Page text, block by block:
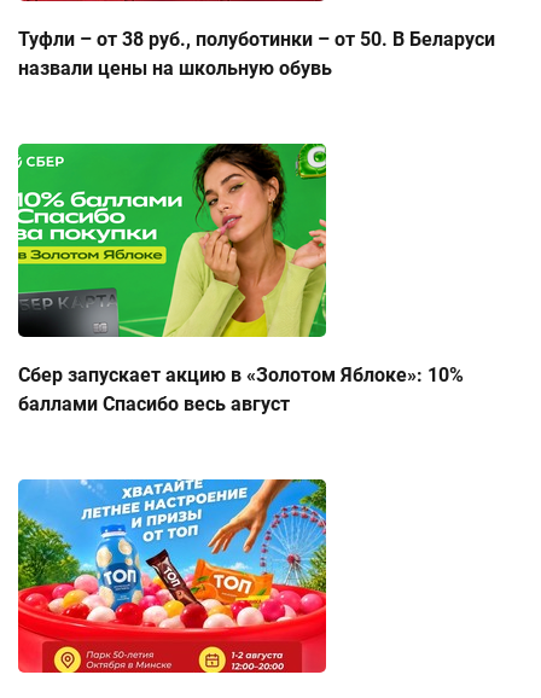
Туфли – от 38 руб., полуботинки – от 50. В Беларуси
назвали цены на школьную обувь
Сбер запускает акцию в «Золотом Яблоке»: 10%
баллами Спасибо весь август